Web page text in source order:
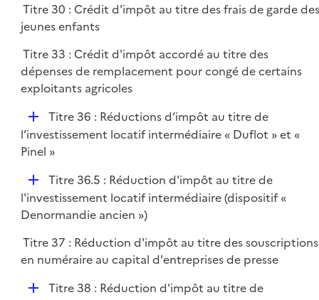
l
i
e
r
Titre 30 : Crédit d'impôt au titre des frais de garde
jeunes enfants
Titre 33 : Crédit d'impôt accordé au titre des
dépenses de remplacement pour congé de certains
exploitants agricoles
D
é
p
e
r
Titre 36 : Réductions d’impôt au titre de
l’investissement locatif intermédiaire « Duflot » et «
Pinel »
D
é
p
i
e
Titre 36.5 : Réduction d'impôt au titre de
l'investissement locatif intermédiaire (dispositif «
Denormandie ancien »)
Titre 37 : Réduction d'impôt au titre des souscriptions
en numéraire au capital d'entreprises de presse
DTitre 38 : Réduction d'impôt au titre de